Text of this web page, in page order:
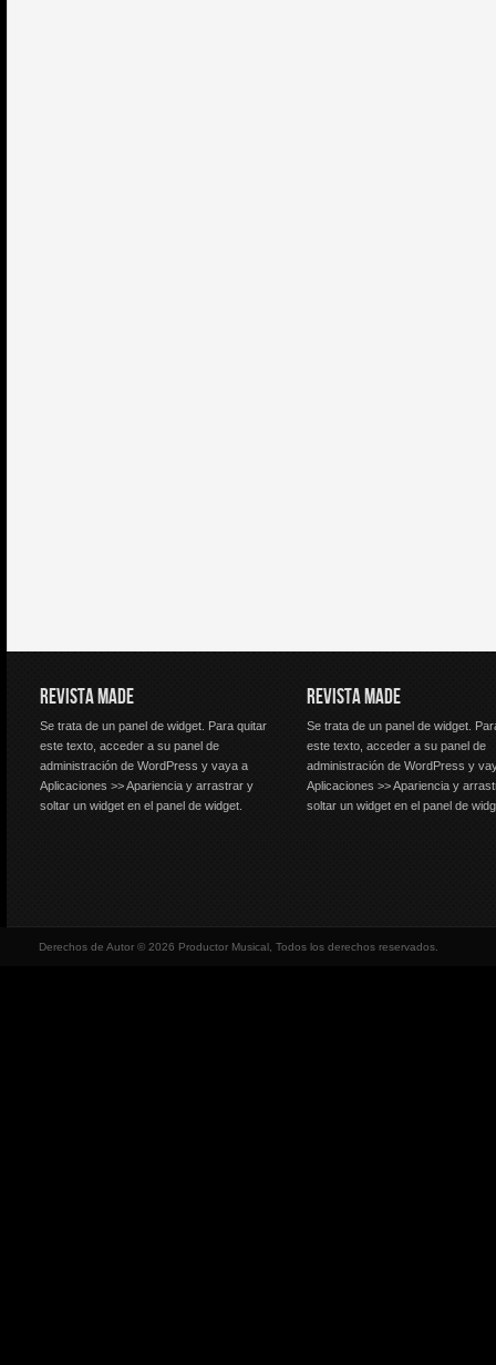
REVISTA MADE
Se trata de un panel de widget. Para quitar
este texto, acceder a su panel de
administración de WordPress y vaya a
Aplicaciones >> Apariencia y arrastrar y
soltar un widget en el panel de widget.
REVISTA MADE
Se trata de un panel de widget.
este texto, acceder a su panel de
administración de WordPress y
Aplicaciones >> Apariencia y
soltar un widget en el panel de
Derechos de Autor © 2026 Productor Musical, Todos los derechos reservados.